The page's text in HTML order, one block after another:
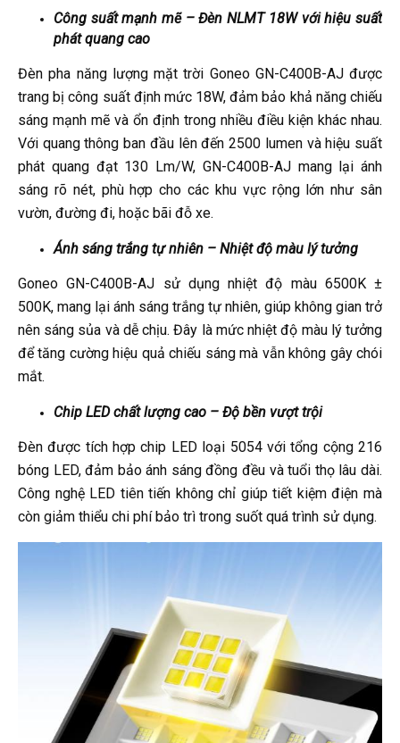
Công suất mạnh mẽ – Đèn NLMT 18W với hiệu suất
phát quang cao
Đèn pha năng lượng mặt trời Goneo GN-C400B-AJ được
trang bị công suất định mức 18W, đảm bảo khả năng chiếu
sáng mạnh mẽ và ổn định trong nhiều điều kiện khác nhau.
Với quang thông ban đầu lên đến 2500 lumen và hiệu suất
phát quang đạt 130 Lm/W, GN-C400B-AJ mang lại ánh
sáng rõ nét, phù hợp cho các khu vực rộng lớn như sân
vườn, đường đi, hoặc bãi đỗ xe.
Ánh sáng trắng tự nhiên – Nhiệt độ màu lý tưởng
Goneo GN-C400B-AJ sử dụng nhiệt độ màu 6500K ±
500K, mang lại ánh sáng trắng tự nhiên, giúp không gian trở
nên sáng sủa và dễ chịu. Đây là mức nhiệt độ màu lý tưởng
để tăng cường hiệu quả chiếu sáng mà vẫn không gây chói
mắt.
Chip LED chất lượng cao – Độ bền vượt trội
Đèn được tích hợp chip LED loại 5054 với tổng cộng 216
bóng LED, đảm bảo ánh sáng đồng đều và tuổi thọ lâu dài.
Công nghệ LED tiên tiến không chỉ giúp tiết kiệm điện mà
còn giảm thiểu chi phí bảo trì trong suốt quá trình sử dụng.